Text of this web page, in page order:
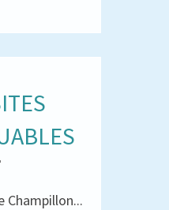
Champillon...